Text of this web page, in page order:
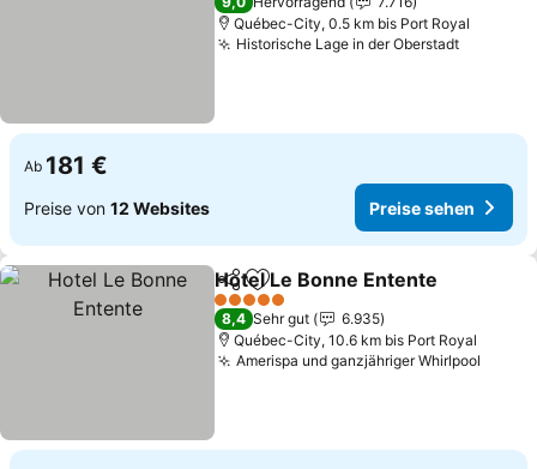
Québec-City, 0.5 km bis Port Royal
Historische Lage in der OberstadtPreise
Ab 181 €
Preise von 12 Websites Preise sehen
TeilenZu Favoriten hinzufügen
Hotel Le Bonne Entente
5 Sterne
8,4 Sehr gut
6.935
Québec-City, 10.6 km bis Port Royal
Amerispa und ganzjähriger Whirlpool